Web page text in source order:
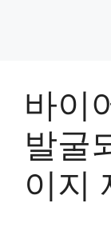
바이
발굴
이지